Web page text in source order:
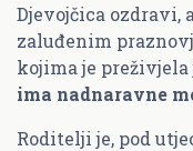
Djevojčica ozdravi,
zaluđenim
kojima je preživjela
ima nadnaravne
Roditelji je, pod